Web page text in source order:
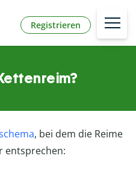
Registrieren
, bei dem die Reime
entsprechen: